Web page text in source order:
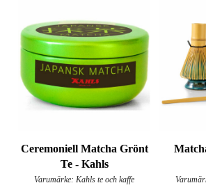
Ceremoniell Matcha Grönt
Te - Kahls
Varumärke: Kahls te och kaffe